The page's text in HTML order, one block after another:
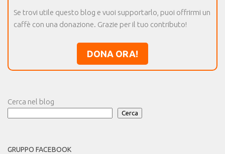
Se trovi utile questo blog e vuoi supportarlo, puoi offrirmi un
caffè con una donazione. Grazie per il tuo contributo!
DONA ORA!
Cerca nel blog
Cerca
GRUPPO FACEBOOK